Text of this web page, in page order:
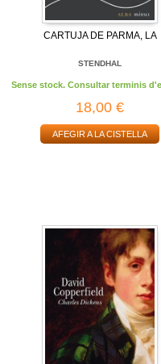
CARTUJA DE PARMA, LA
STENDHAL
Sense stock. Consultar terminis
18,00 €
AFEGIR A LA CISTELLA